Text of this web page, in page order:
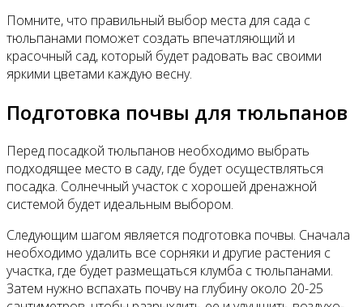
Помните, что правильный выбор места для сада с
тюльпанами поможет создать впечатляющий и
красочный сад, который будет радовать вас своими
яркими цветами каждую весну.
Подготовка почвы для тюльпанов
Перед посадкой тюльпанов необходимо выбрать
подходящее место в саду, где будет осуществляться
посадка. Солнечный участок с хорошей дренажной
системой будет идеальным выбором.
Следующим шагом является подготовка почвы. Сначала
необходимо удалить все сорняки и другие растения с
участка, где будет размещаться клумба с тюльпанами.
Затем нужно вспахать почву на глубину около 20-25